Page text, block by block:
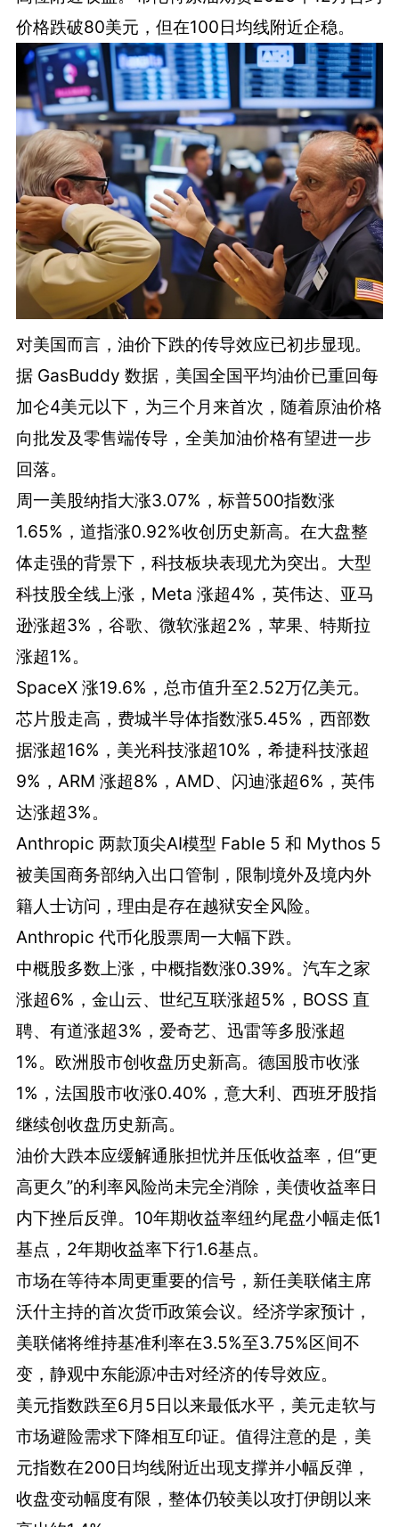
价格跌破80美元，但在100日均线附近企稳。
对美国而言，油价下跌的传导效应已初步显现。
据 GasBuddy 数据，美国全国平均油价已重回每
加仑4美元以下，为三个月来首次，随着原油价格
向批发及零售端传导，全美加油价格有望进一步
回落。
周一美股纳指大涨3.07%，标普500指数涨
1.65%，道指涨0.92%收创历史新高。在大盘整
体走强的背景下，科技板块表现尤为突出。大型
科技股全线上涨，Meta 涨超4%，英伟达、亚马
逊涨超3%，谷歌、微软涨超2%，苹果、特斯拉
涨超1%。
SpaceX 涨19.6%，总市值升至2.52万亿美元。
芯片股走高，费城半导体指数涨5.45%，西部数
据涨超16%，美光科技涨超10%，希捷科技涨超
9%，ARM 涨超8%，AMD、闪迪涨超6%，英伟
达涨超3%。
Anthropic 两款顶尖AI模型 Fable 5 和 Mythos 5
被美国商务部纳入出口管制，限制境外及境内外
籍人士访问，理由是存在越狱安全风险。
Anthropic 代币化股票周一大幅下跌。
中概股多数上涨，中概指数涨0.39%。汽车之家
涨超6%，金山云、世纪互联涨超5%，BOSS 直
聘、有道涨超3%，爱奇艺、迅雷等多股涨超
1%。欧洲股市创收盘历史新高。德国股市收涨
1%，法国股市收涨0.40%，意大利、西班牙股指
继续创收盘历史新高。
油价大跌本应缓解通胀担忧并压低收益率，但“更
高更久”的利率风险尚未完全消除，美债收益率日
内下挫后反弹。10年期收益率纽约尾盘小幅走低1
基点，2年期收益率下行1.6基点。
市场在等待本周更重要的信号，新任美联储主席
沃什主持的首次货币政策会议。经济学家预计，
美联储将维持基准利率在3.5%至3.75%区间不
变，静观中东能源冲击对经济的传导效应。
美元指数跌至6月5日以来最低水平，美元走软与
市场避险需求下降相互印证。值得注意的是，美
元指数在200日均线附近出现支撑并小幅反弹，
收盘变动幅度有限，整体仍较美以攻打伊朗以来